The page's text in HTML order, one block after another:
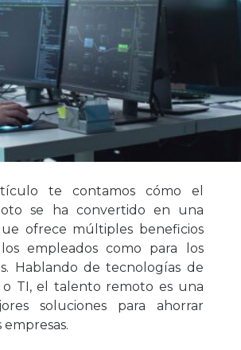
te contamos cómo el
se ha convertido en una
ofrece múltiples beneficios
empleados como para los
Hablando de tecnologías de
o TI, el talento remoto es una
soluciones para ahorrar
empresas.